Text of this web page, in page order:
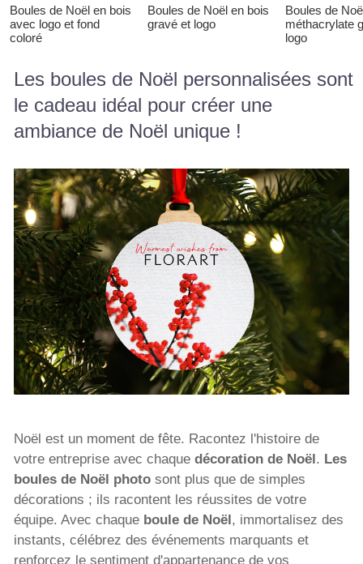
Boules de Noël en bois
avec logo et fond
coloré
Boules de Noël en bois
gravé et logo
Boules de
méthacrylate
logo
Les boules de Noël personnalisées sont
le cadeau idéal pour créer une
ambiance de Noël unique !
Noël est un moment de fête. Racontez l'histoire de
votre entreprise avec chaque décoration de Noël. Les
boules de Noël photosont plus que de simples
décorations ; ils racontent les réussites de votre
équipe. Avec chaque boule de Noël, immortalisez des
instants, célébrez des événements marquants et
renforcez le sentiment d'appartenance de vos